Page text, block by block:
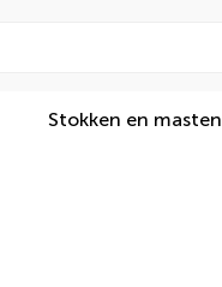
Stokken en masten